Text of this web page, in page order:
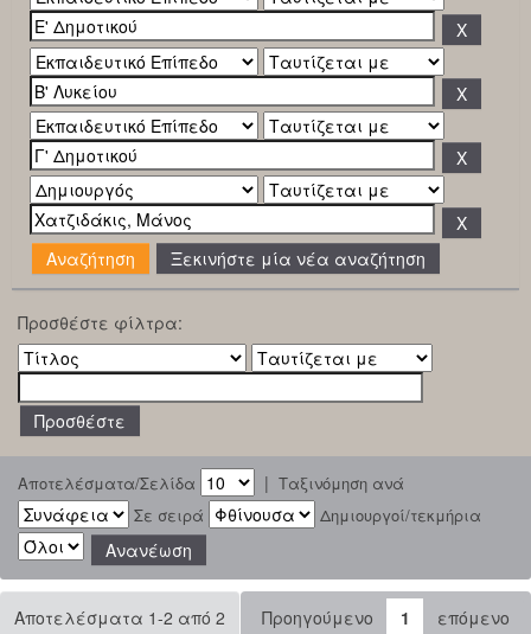
Ξεκινήστε μία νέα αναζήτηση
Προσθέστε φίλτρα:
Αποτελέσματα/Σελίδα | Ταξινόμηση ανά
Σε σειρά
Δημιουργοί/τεκμήρια
Αποτελέσματα 1-2 από 2 Προηγούμενο 1 επόμενο